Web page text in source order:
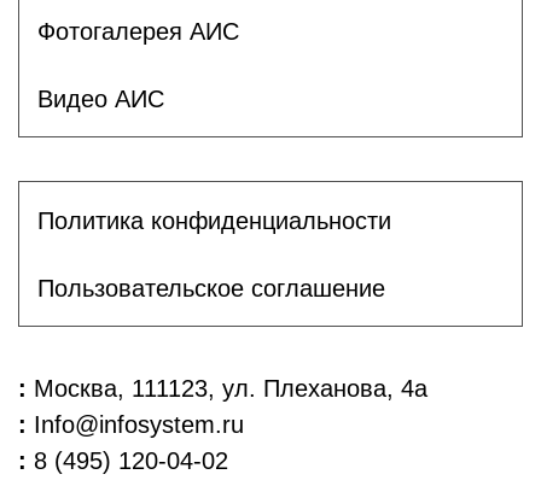
Фотогалерея АИС
Видео АИС
Политика конфиденциальности
Пользовательское соглашение
: Москва, 111123, ул. Плеханова, 4а
: Info@infosystem.ru
: 8 (495) 120-04-02